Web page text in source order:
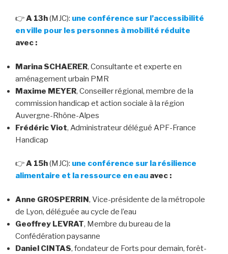
👉A 13h(MJC): une conférence sur l’accessibilité
en ville pour les personnes à mobilité réduite
avec :
Marina SCHAERER, Consultante et experte en
aménagement urbain PMR
Maxime MEYER, Conseiller régional, membre de la
commission handicap et action sociale à la région
Auvergne-Rhône-Alpes
Frédéric Viot, Administrateur délégué APF-France
Handicap
👉A 15h(MJC): une conférence sur la résilience
alimentaire et la ressource en eau avec :
Anne GROSPERRIN, Vice-présidente de la métropole
de Lyon, déléguée au cycle de l’eau
Geoffrey LEVRAT, Membre du bureau de la
Confédération paysanne
Daniel CINTAS, fondateur de Forts pour demain, forêt-